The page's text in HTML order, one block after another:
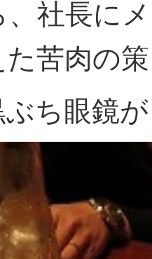
、社長に
苦肉の
ぶち眼鏡